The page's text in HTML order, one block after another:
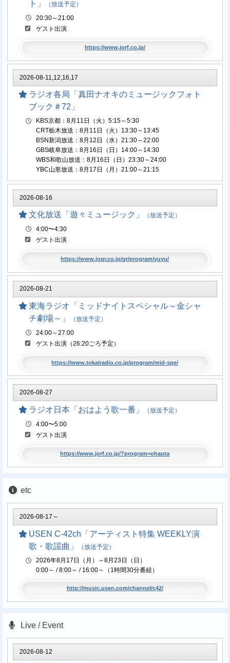
ト」
（放送予定）
20:30～21:00
ゲスト出演
https://www.jorf.co.jp/
2026-08-11,12,16,17
ラジオ各局「真田ナオキのミュージックフォト
ブック＃72」
KBS京都：8月11日（火）5:15～5:30
CRT栃木放送：8月11日（火）13:30～13:45
BSN新潟放送：8月12日（水）21:30～22:00
GBS岐阜放送：8月16日（日）14:00～14:30
WBS和歌山放送：8月16日（日）23:30～24:00
YBC山形放送：8月17日（月）21:00～21:15
2026-08-16
文化放送「遊々ミュージック」
（放送予定）
4:00〜4:30
ゲスト出演
https://www.joqr.co.jp/qr/program/yuyu/
2026-08-21
東海ラジオ「ミッドナイトスペシャル～金シャ
チ劇場～」
（放送予定）
24:00～27:00
ゲスト出演（26:20ごろ予定）
https://www.tokairadio.co.jp/program/mid-spe/
2026-08-27
ラジオ日本「おはよう歌一番」
（放送予定）
4:00〜5:00
ゲスト出演
https://www.jorf.co.jp/?program=ohauta
etc
2026-08-17～
USEN C-42ch「アーティスト特集 WEEKLY演
歌・歌謡曲」
（放送予定）
2026年8月17日（月）～8月23日（日）
0:00～ / 8:00～ / 16:00～（1時間30分番組）
http://music.usen.com/channel/c42/
Live / Event
2026-08-12